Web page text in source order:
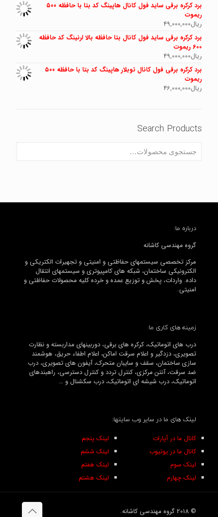
برد کرکره برقی ساید فول کانال هاپینگ کد بتا با حافظه ۵۰۰
ریموت
ریال49,000,000
برد کرکره برقی ساید فول کانال بتا حافظه بالا لرنینگ کد حافظه
600 ریموت
ریال49,000,000
برد کرکره برقی فول کانال توبلار هاپینگ کد بتا با حافظه ۵۰۰
ریموت
ریال46,000,000
Search Products
درباره ما:
گروه مهندسی کاشانه
مرکز تخصصی سیستمهای حفاظتی و امنیتی و تجهیرات الکتریکی و
الکترونیکی ساختمان، شبکه های کامپیوتری و سیستمهای انتقال
داده. واردات، پخش و توزیع عمده و خرده کلیه محصولات حفاظتی و
امنیتی.
زمینه های کاری ما:
درب های اتوماتیک، کرکره های برقی، دوربینهای مداربسته و نظارت
تصویری، دزدگیر و اعلام سرقت اماکن، اعلام اطفاء حریق، هوشمند
سازی ساختمان، سقف و سایبان متحرک، آیفون های تصویری، درب
ضد سرقت، آنتن مرکزی، کنترل تردد و کنترل دسترسی، راهبندهای
اتوماتیک، درب شیشه ای اتوماتیک، درب سکشنال و …
لینک های ما در سایر وب سایتها:
لینک پنجم
لینک ششم
لینک هفتم
لینک هشتم
کانال ما در آپارات
کانال ما در یوتیوب
لینک سوم
لینک چهارم
© 2018 گروه مهندسی کاشانه.